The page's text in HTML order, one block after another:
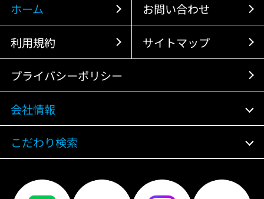
ホーム お問い合わせ
利用規約 サイトマップ
プライバシーポリシー
会社情報
こだわり検索